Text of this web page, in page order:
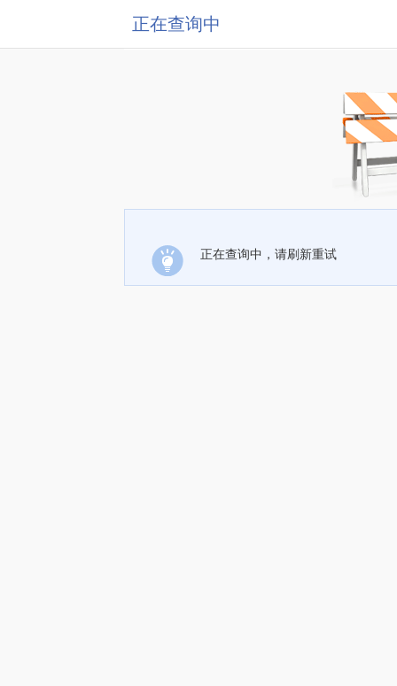
正在查询中
正在查询中，请刷新重试